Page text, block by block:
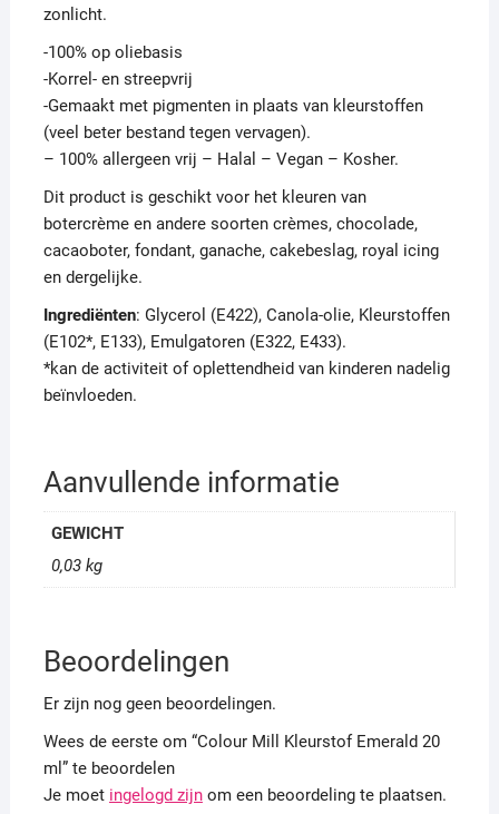
zonlicht.
-100% op oliebasis
-Korrel- en streepvrij
-Gemaakt met pigmenten in plaats van kleurstoffen
(veel beter bestand tegen vervagen).
– 100% allergeen vrij – Halal – Vegan – Kosher.
Dit product is geschikt voor het kleuren van
botercrème en andere soorten crèmes, chocolade,
cacaoboter, fondant, ganache, cakebeslag, royal icing
en dergelijke.
Ingrediënten: Glycerol (E422), Canola-olie, Kleurstoffen
(E102*, E133), Emulgatoren (E322, E433).
*kan de activiteit of oplettendheid van kinderen nadelig
beïnvloeden.
Aanvullende informatie
GEWICHT
0,03 kg
Beoordelingen
Er zijn nog geen beoordelingen.
Wees de eerste om “Colour Mill Kleurstof Emerald 20
ml” te beoordelen
Je moet ingelogd zijnom een beoordeling te plaatsen.